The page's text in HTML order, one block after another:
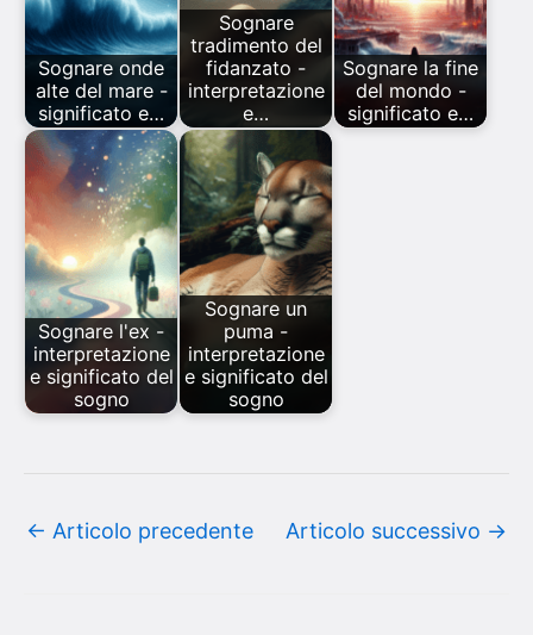
Sognare onde
alte del mare -
significato e…
Sognare
tradimento del
fidanzato -
interpretazione
e…
Sognare la fine
del mondo -
significato e…
Sognare l'ex -
interpretazione
e significato del
sogno
Sognare un
puma -
interpretazione
e significato del
sogno
← Articolo precedente Articolo successivo →